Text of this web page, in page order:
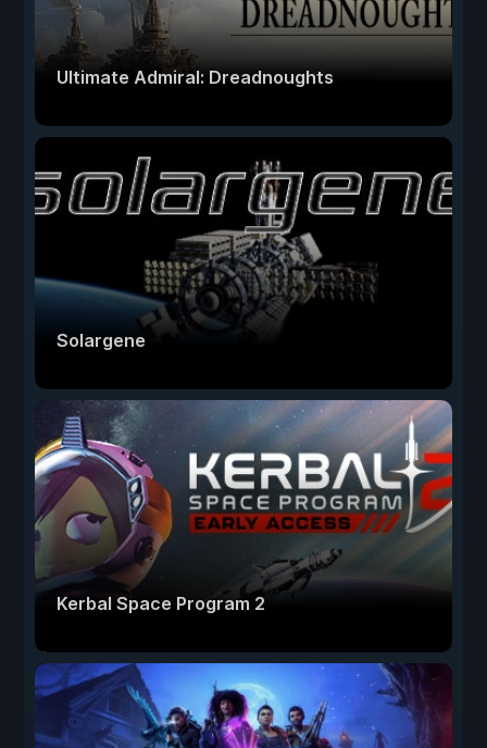
Ultimate Admiral: Dreadnoughts
Solargene
Kerbal Space Program 2